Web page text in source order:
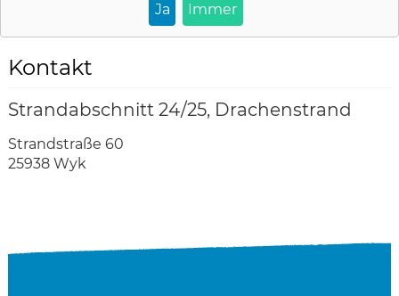
Ja Immer
Strandstraße 60
25938 Wyk
Strandabschnitt 24/25, Drachenstrand
Kontakt